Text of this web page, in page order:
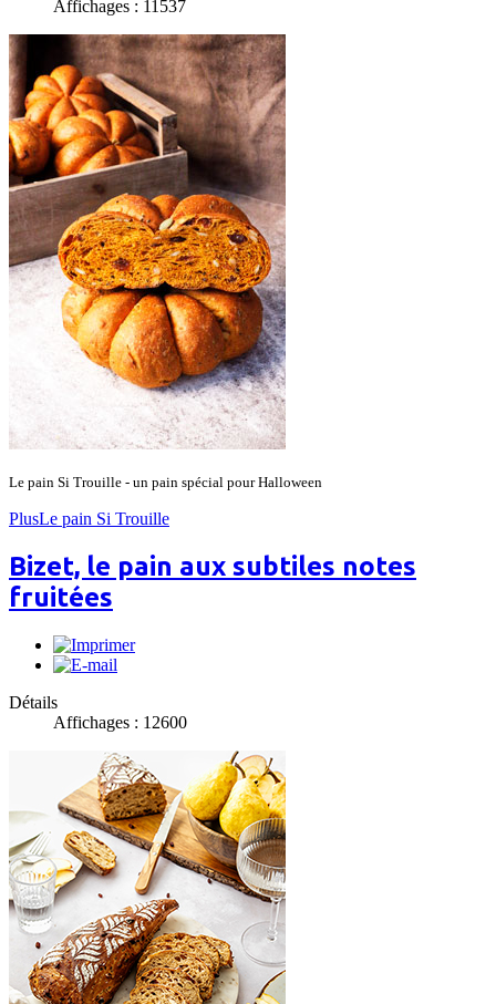
Affichages : 11537
Le pain Si Trouille - un pain spécial pour Halloween
PlusLe pain Si Trouille
Bizet, le pain aux subtiles notes
fruitées
Détails
Affichages : 12600